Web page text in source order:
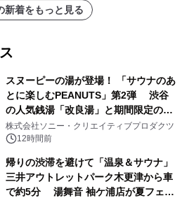
新着をもっと見る
スヌーピーの湯が登場！ 「サウナのあ
とに楽しむPEANUTS」第2弾 渋谷
の人気銭湯「改良湯」と期間限定のコ
ラボレーション サウナイキタイコラ
ボグッズも発売決定！
株式会社ソニー・クリエイティブプロダクツ
12時間前
帰りの渋滞を避けて「温泉＆サウナ」
三井アウトレットパーク木更津から車
で約5分 湯舞音 袖ケ浦店が夏フェア